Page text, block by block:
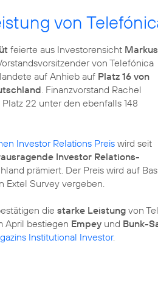
von
feierte aus Investorensicht Markus
von Telefónica
auf Anhieb auf Platz 16 von
. Finanzvorstand Rachel
22 unter den ebenfalls 148
Investor Relations Preis wird seit
Investor Relations-
prämiert. Der Preis wird auf
Extel Survey vergeben.
die starke Leistung von
April bestiegen Empey und Bunk-
Institutional Investor.